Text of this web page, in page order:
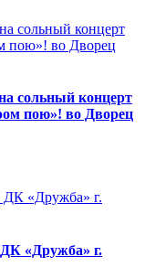
сольный концерт
пою»! во Дворец
«Дружба» г.